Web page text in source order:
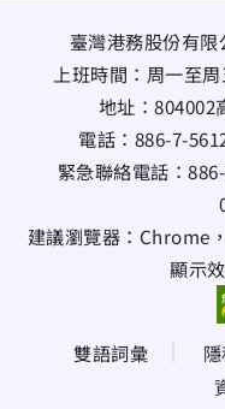
臺灣港務股份有
上班時間：周一至
地址： 804002
電話： 886-7-
緊急聯絡電話：
建議瀏覽器：Chrome
顯示
雙語詞彙